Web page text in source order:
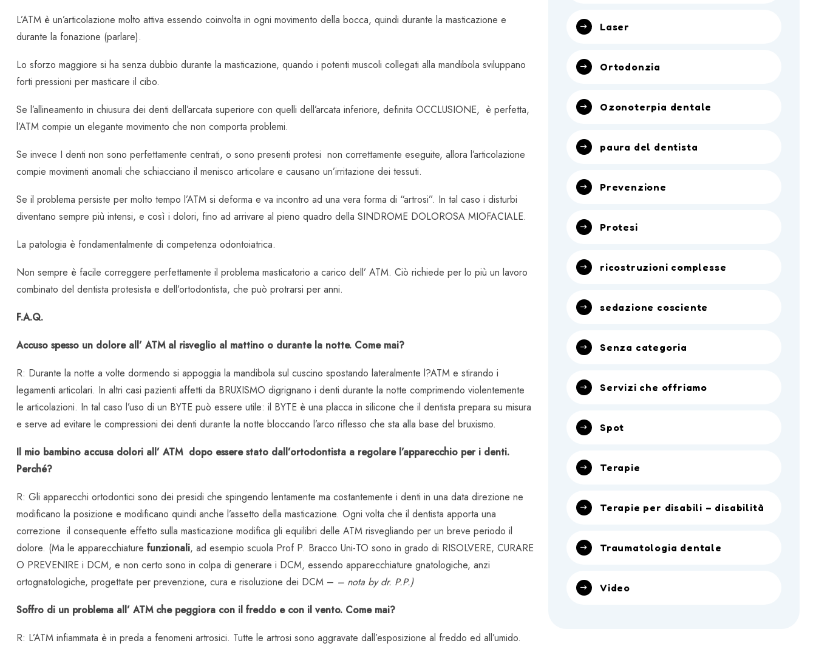
L’ATM è un’articolazione molto attiva essendo coinvolta in ogni movimento della bocca, quindi durante la masticazione e
durante la fonazione (parlare).
Lo sforzo maggiore si ha senza dubbio durante la masticazione, quando i potenti muscoli collegati alla mandibola sviluppano
forti pressioni per masticare il cibo.
Se l’allineamento in chiusura dei denti dell’arcata superiore con quelli dell’arcata inferiore, definita OCCLUSIONE, è perfetta,
l’ATM compie un elegante movimento che non comporta problemi.
Se invece I denti non sono perfettamente centrati, o sono presenti protesi non correttamente eseguite, allora l’articolazione
compie movimenti anomali che schiacciano il menisco articolare e causano un’irritazione dei tessuti.
Se il problema persiste per molto tempo l’ATM si deforma e va incontro ad una vera forma di “artrosi”. In tal caso i disturbi
diventano sempre più intensi, e così i dolori, fino ad arrivare al pieno quadro della SINDROME DOLOROSA MIOFACIALE.
La patologia è fondamentalmente di competenza odontoiatrica.
Non sempre è facile correggere perfettamente il problema masticatorio a carico dell’ ATM. Ciò richiede per lo più un lavoro
combinato del dentista protesista e dell’ortodontista, che può protrarsi per anni.
F.A.Q.
Accuso spesso un dolore all’ ATM al risveglio al mattino o durante la notte. Come mai?
R: Durante la notte a volte dormendo si appoggia la mandibola sul cuscino spostando lateralmente l?ATM e stirando i
legamenti articolari. In altri casi pazienti affetti da BRUXISMO digrignano i denti durante la notte comprimendo violentemente
le articolazioni. In tal caso l’uso di un BYTE può essere utile: il BYTE è una placca in silicone che il dentista prepara su misura
e serve ad evitare le compressioni dei denti durante la notte bloccando l’arco riflesso che sta alla base del bruxismo.
Il mio bambino accusa dolori all’ ATM dopo essere stato dall’ortodontista a regolare l’apparecchio per i denti.
Perché?
R: Gli apparecchi ortodontici sono dei presidi che spingendo lentamente ma costantemente i denti in una data direzione ne
modificano la posizione e modificano quindi anche l’assetto della masticazione. Ogni volta che il dentista apporta una
correzione il consequente effetto sulla masticazione modifica gli equilibri delle ATM risvegliando per un breve periodo il
dolore. (Ma le apparecchiature funzionali, ad esempio scuola Prof P. Bracco Uni-TO sono in grado di RISOLVERE, CURARE
O PREVENIRE i DCM, e non certo sono in colpa di generare i DCM, essendo apparecchiature gnatologiche, anzi
ortognatologiche, progettate per prevenzione, cura e risoluzione dei DCM – – nota by dr. P.P.)
Soffro di un problema all’ ATM che peggiora con il freddo e con il vento. Come mai?
R: L’ATM infiammata è in preda a fenomeni artrosici. Tutte le artrosi sono aggravate dall’esposizione al freddo ed all’umido.
Laser
Ortodonzia
Ozonoterpia dentale
paura del dentista
Prevenzione
Protesi
ricostruzioni complesse
sedazione cosciente
Senza categoria
Servizi che offriamo
Spot
Terapie
Terapie per disabili – disabilità
Traumatologia dentale
Video